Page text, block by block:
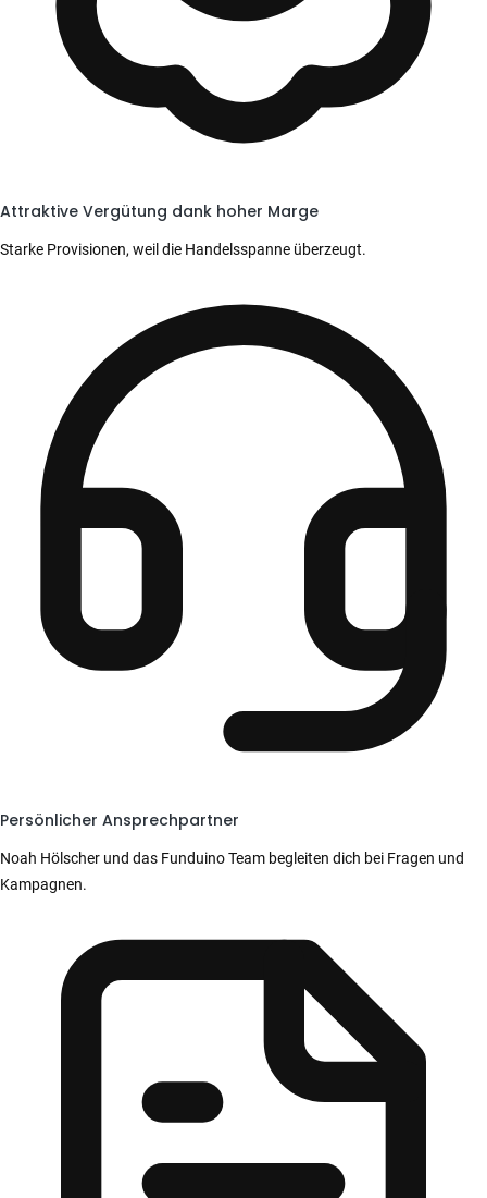
Attraktive Vergütung dank hoher Marge
Starke Provisionen, weil die Handelsspanne überzeugt.
Persönlicher Ansprechpartner
Noah Hölscher und das Funduino Team begleiten dich bei Fragen und
Kampagnen.